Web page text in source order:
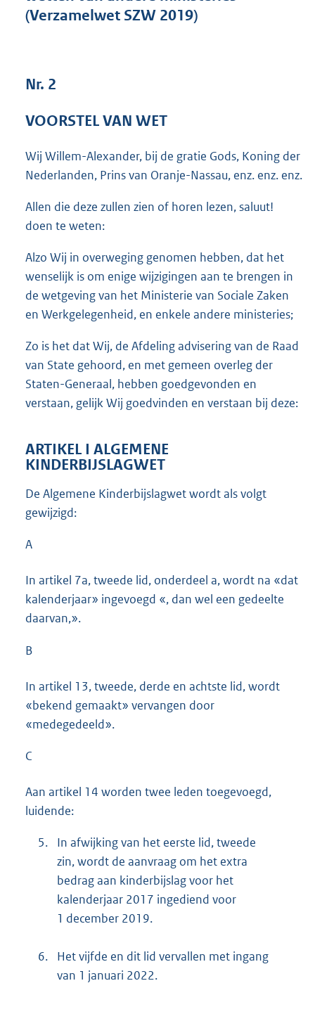
o
t
(Verzamelwet SZW 2019)
Nr. 2
VOORSTEL VAN WET
Wij Willem-Alexander, bij de gratie Gods, Koning der
Nederlanden, Prins van Oranje-Nassau, enz. enz. enz.
Allen die deze zullen zien of horen lezen, saluut!
doen te weten:
Alzo Wij in overweging genomen hebben, dat het
wenselijk is om enige wijzigingen aan te brengen in
de wetgeving van het Ministerie van Sociale Zaken
en Werkgelegenheid, en enkele andere ministeries;
Zo is het dat Wij, de Afdeling advisering van de Raad
van State gehoord, en met gemeen overleg der
Staten-Generaal, hebben goedgevonden en
verstaan, gelijk Wij goedvinden en verstaan bij deze:
ARTIKEL I ALGEMENE
KINDERBIJSLAGWET
De Algemene Kinderbijslagwet wordt als volgt
gewijzigd:
A
In artikel 7a, tweede lid, onderdeel a, wordt na «dat
kalenderjaar» ingevoegd «, dan wel een gedeelte
daarvan,».
B
In artikel 13, tweede, derde en achtste lid, wordt
«bekend gemaakt» vervangen door
«medegedeeld».
C
Aan artikel 14 worden twee leden toegevoegd,
luidende:
5.
In afwijking van het eerste lid, tweede
zin, wordt de aanvraag om het extra
bedrag aan kinderbijslag voor het
kalenderjaar 2017 ingediend voor
1 december 2019.
6.
Het vijfde en dit lid vervallen met ingang
van 1 januari 2022.